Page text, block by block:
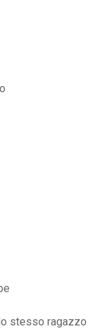
stesso ragazzo